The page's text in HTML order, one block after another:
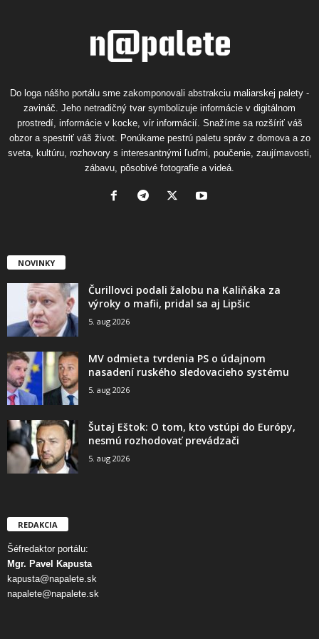
Do loga nášho portálu sme zakomponovali abstrakciu maliarskej palety -
zavináč. Jeho netradičný tvar symbolizuje informácie v digitálnom
prostredí, informácie v kocke, vír informácií. Snažíme sa rozšíriť váš
obzor a spestriť váš život. Ponúkame pestrú paletu správ z domova a zo
sveta, kultúru, rozhovory s interesantnými ľuďmi, poučenie, zaujímavosti,
zábavu, pôsobivé fotografie a videá.
NOVINKY
Čurillovci podali žalobu na Kaliňáka za
výroky o mafii, pridal sa aj Lipšic
5. aug 2026
MV odmieta tvrdenia PS o údajnom
nasadení ruského sledovacieho systému
5. aug 2026
Šutaj Eštok: O tom, kto vstúpi do Európy,
nesmú rozhodovať prevádzači
5. aug 2026
REDAKCIA
Šéfredaktor portálu:
Mgr. Pavel Kapusta
kapusta@napalete.sk
napalete@napalete.sk